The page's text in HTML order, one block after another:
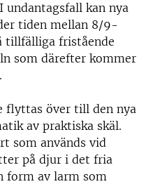
undantagsfall kan nya
tiden mellan 8/9-
tillfälliga fristående
som därefter kommer
flyttas över till den nya
av praktiska skäl.
som används vid
på djur i det fria
form av larm som